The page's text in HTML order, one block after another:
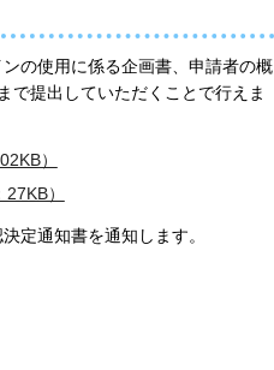
の使用に係る企画書、申請者の概
で提出していただくことで行えま
）
）
定通知書を通知します。